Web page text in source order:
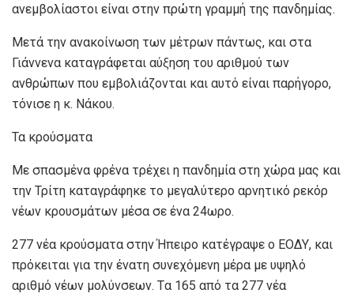
ανεμβολίαστοι είναι στην πρώτη γραμμή της πανδημίας.
Μετά την ανακοίνωση των μέτρων πάντως, και στα
Γιάννενα καταγράφεται αύξηση του αριθμού των
ανθρώπων που εμβολιάζονται και αυτό είναι παρήγορο,
τόνισε η κ. Νάκου.
Τα κρούσματα
Με σπασμένα φρένα τρέχει η πανδημία στη χώρα μας και
την Τρίτη καταγράφηκε το μεγαλύτερο αρνητικό ρεκόρ
νέων κρουσμάτων μέσα σε ένα 24ωρο.
277 νέα κρούσματα στην Ήπειρο κατέγραψε ο ΕΟΔΥ, και
πρόκειται για την ένατη συνεχόμενη μέρα με υψηλό
αριθμό νέων μολύνσεων. Tα 165 από τα 277 νέα